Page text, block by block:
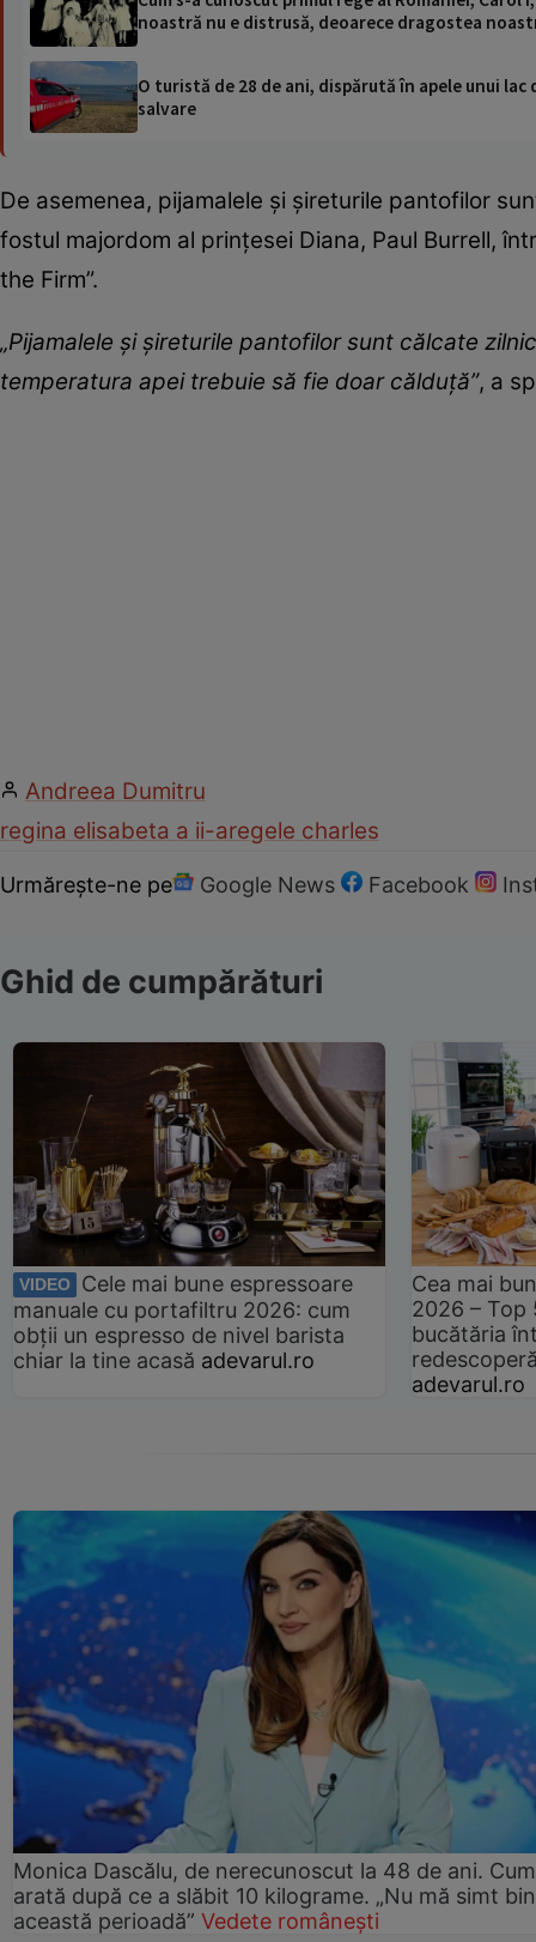
noastră nu e distrusă, deoarece dragostea
O turistă de 28 de ani, dispărută în apele unui
salvare
De asemenea, pijamalele și șireturile pantofilor
fostul majordom al prințesei Diana, Paul Burrell,
the Firm”.
„Pijamalele și șireturile pantofilor sunt călcate
temperatura apei trebuie să fie doar călduță”, a
Andreea Dumitru
regina elisabeta a ii-aregele charles
Urmărește-ne pe Google News Facebook
Ghid de cumpărături
VIDEO
Cele mai bune espressoare
manuale cu portafiltru 2026: cum
obții un espresso de nivel barista
chiar la tine acasă adevarul.ro
Cea mai
2026 –
bucătăria
adevarul.ro
Monica Dascălu, de nerecunoscut la 48 de ani. Cum
arată după ce a slăbit 10 kilograme. „Nu mă simt
această perioadă” Vedete românești